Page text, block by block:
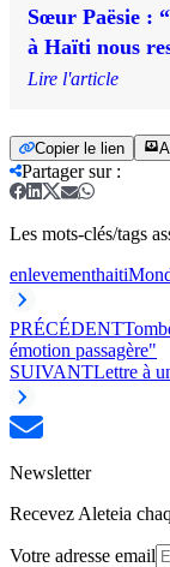
Sœur Paësie :
à Haïti nous
Lire l'article
Copier le lien
Partager sur:
Les mots-clés/tags
enlevementhaiti
PRÉCÉDENT
émotion passagère"
SUIVANTLettre à
Newsletter
Recevez Aleteia
Votre adresse email